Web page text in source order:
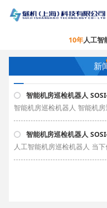
10年人工智
新
智能机房巡检机器人
智能机房巡检机器人